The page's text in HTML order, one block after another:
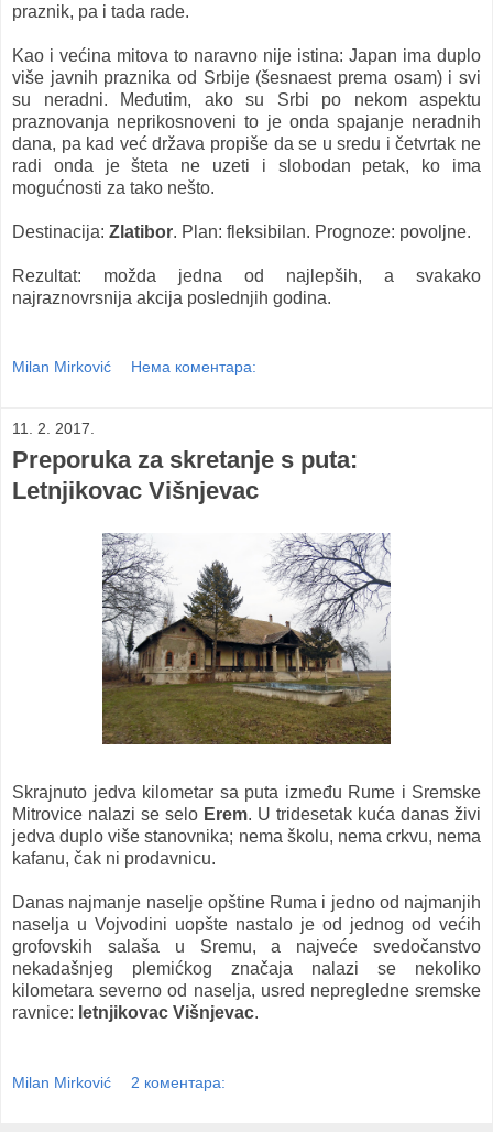
praznik, pa i tada rade.
Kao i većina mitova to naravno nije istina: Japan ima duplo
više javnih praznika od Srbije (šesnaest prema osam) i svi
su neradni. Međutim, ako su Srbi po nekom aspektu
praznovanja neprikosnoveni to je onda spajanje neradnih
dana, pa kad već država propiše da se u sredu i četvrtak ne
radi onda je šteta ne uzeti i slobodan petak, ko ima
mogućnosti za tako nešto.
Destinacija: Zlatibor. Plan: fleksibilan. Prognoze: povoljne.
Rezultat: možda jedna od najlepših, a svakako
najraznovrsnija akcija poslednjih godina.
Milan Mirković Нема коментара:
11. 2. 2017.
Preporuka za skretanje s puta:
Letnjikovac Višnjevac
Skrajnuto jedva kilometar sa puta između Rume i Sremske
Mitrovice nalazi se selo Erem. U tridesetak kuća danas živi
jedva duplo više stanovnika; nema školu, nema crkvu, nema
kafanu, čak ni prodavnicu.
Danas najmanje naselje opštine Ruma i jedno od najmanjih
naselja u Vojvodini uopšte nastalo je od jednog od većih
grofovskih salaša u Sremu, a najveće svedočanstvo
nekadašnjeg plemićkog značaja nalazi se nekoliko
kilometara severno od naselja, usred nepregledne sremske
ravnice: letnjikovac Višnjevac.
Milan Mirković 2 коментара: